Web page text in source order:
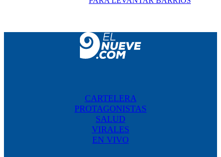
CARTELERA
PROTAGONISTAS
SALUD
VIRALES
EN VIVO